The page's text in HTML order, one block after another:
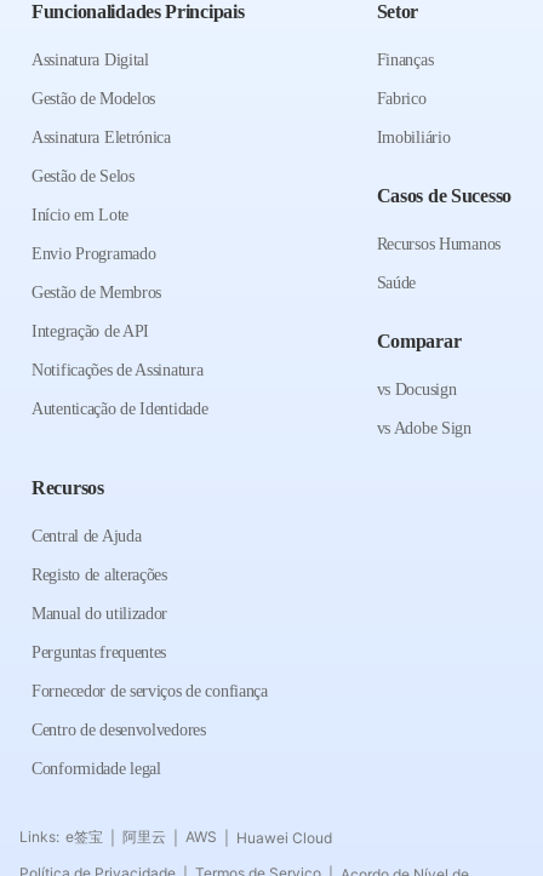
Funcionalidades Principais
Assinatura Digital
Gestão de Modelos
Assinatura Eletrónica
Gestão de Selos
Início em Lote
Envio Programado
Gestão de Membros
Integração de API
Notificações de Assinatura
Autenticação de Identidade
Setor
Finanças
Fabrico
Imobiliário
Casos de Sucesso
Recursos Humanos
Saúde
Comparar
vs Docusign
vs Adobe Sign
Recursos
Central de Ajuda
Registo de alterações
Manual do utilizador
Perguntas frequentes
Fornecedor de serviços de confiança
Centro de desenvolvedores
Conformidade legal
Links: e签宝 阿里云 AWS
Huawei Cloud